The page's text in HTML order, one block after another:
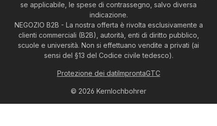
se applicabile, le spese di contrassegno, salvo diversa
indicazione.
NEGOZIO B2B - La nostra offerta è rivolta esclusivamente a
clienti commerciali (B2B), autorità, enti di diritto pubblico,
scuole e università. Non si effettuano vendite a privati (ai
sensi del §13 del Codice civile tedesco).
© 2026 Kernlochbohrer
Protezione dei datiImprontaGTC